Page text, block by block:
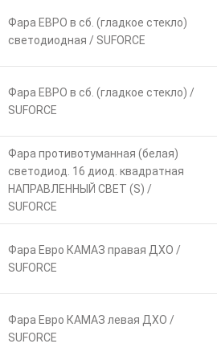
Фара ЕВРО в сб. (гладкое стекло)
светодиодная / SUFORCE
Фара ЕВРО в сб. (гладкое стекло) /
SUFORCE
Фара противотуманная (белая)
светодиод. 16 диод. квадратная
НАПРАВЛЕННЫЙ СВЕТ (S) /
SUFORCE
Фара Евро КАМАЗ правая ДХО /
SUFORCE
Фара Евро КАМАЗ левая ДХО /
SUFORCE